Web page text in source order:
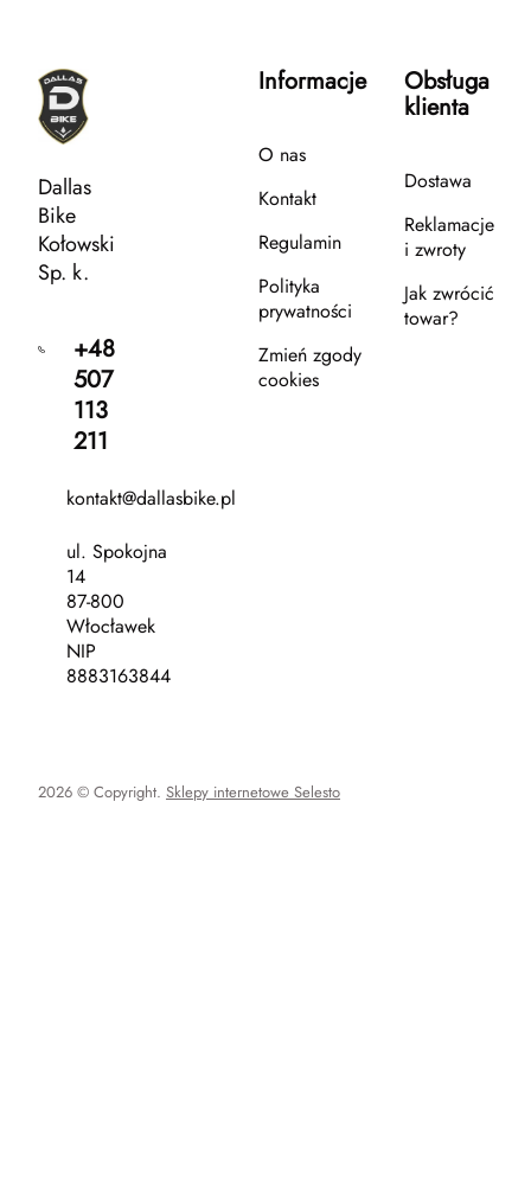
Dallas
Bike
Kołowski
Sp. k.
+48
507
113
211
kontakt@dallasbike.pl
ul. Spokojna
14
87-800
Włocławek
NIP
8883163844
Informacje
O nas
Kontakt
Regulamin
Polityka
prywatności
Zmień zgody
cookies
Obsługa
klienta
Dostawa
Reklamacje
i zwroty
Jak zwrócić
towar?
2026 © Copyright. Sklepy internetowe Selesto